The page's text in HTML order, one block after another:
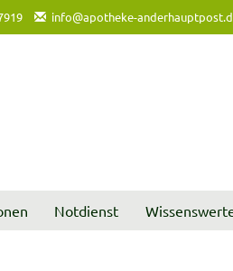
info@apotheke-
Notdienst